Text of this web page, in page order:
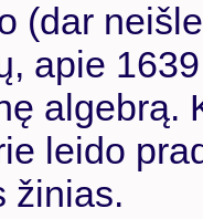
(dar
apie
algebrą.
leido
žinias.